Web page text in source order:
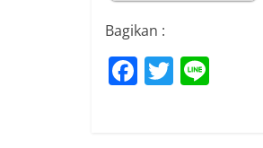
Bagikan :
F T